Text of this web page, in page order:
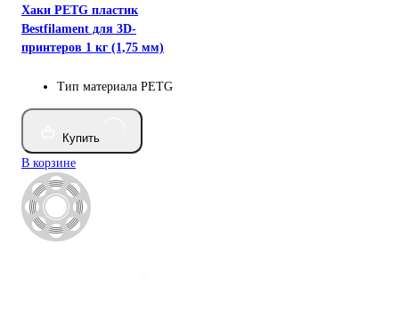
Хаки PETG пластик
Bestfilament для 3D-
принтеров 1 кг (1,75 мм)
Тип материала PETG
Купить
В корзине